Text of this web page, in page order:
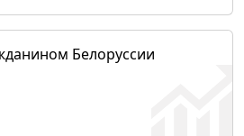
Белоруссии